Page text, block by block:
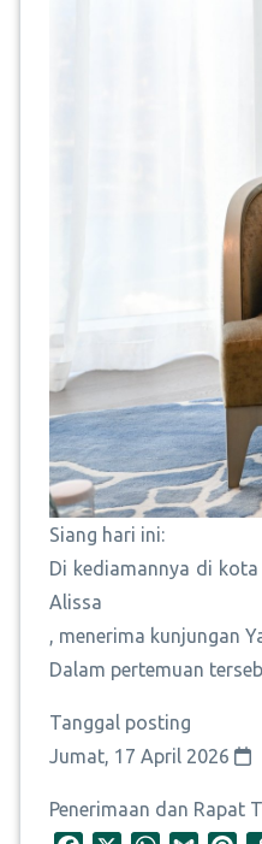
Siang hari ini:
Di kediamannya di
Alissa
, menerima kunjungan
Dalam pertemuan
Tanggal posting
Jumat, 17 April 2026
Penerimaan dan Rapat